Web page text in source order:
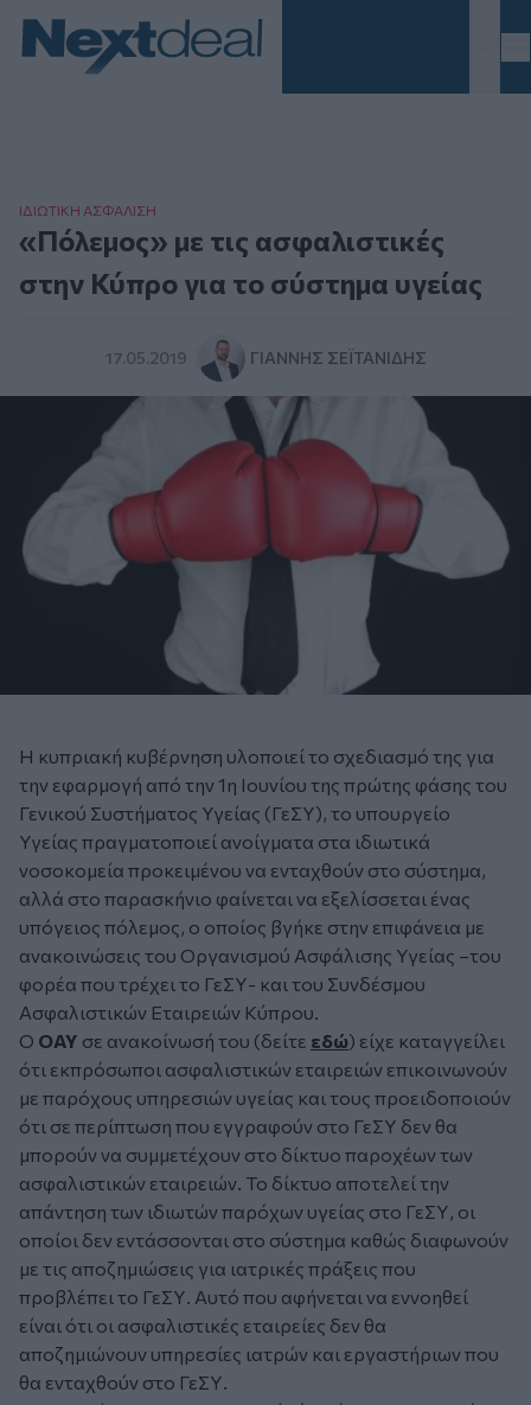
ΙΔΙΩΤΙΚΗ ΑΣΦAΛΙΣΗ
«Πόλεμος» με τις ασφαλιστικές
στην Κύπρο για το σύστημα υγείας
17.05.2019 ΓΙΆΝΝΗΣ ΣΕΪΤΑΝΊΔΗΣ
Η κυπριακή κυβέρνηση υλοποιεί το σχεδιασμό της για
την εφαρμογή από την 1η Ιουνίου της πρώτης φάσης του
Γενικού Συστήματος Υγείας (ΓεΣΥ), το υπουργείο
Υγείας πραγματοποιεί ανοίγματα στα ιδιωτικά
νοσοκομεία προκειμένου να ενταχθούν στο σύστημα,
αλλά στο παρασκήνιο φαίνεται να εξελίσσεται ένας
υπόγειος πόλεμος, ο οποίος βγήκε στην επιφάνεια με
ανακοινώσεις του Οργανισμού Ασφάλισης Υγείας –του
φορέα που τρέχει το ΓεΣΥ- και του Συνδέσμου
Ασφαλιστικών Εταιρειών Κύπρου.
Ο ΟΑΥ σε ανακοίνωσή του (δείτε εδώ) είχε καταγγείλει
ότι εκπρόσωποι ασφαλιστικών εταιρειών επικοινωνούν
με παρόχους υπηρεσιών υγείας και τους προειδοποιούν
ότι σε περίπτωση που εγγραφούν στο ΓεΣΥ δεν θα
μπορούν να συμμετέχουν στο δίκτυο παροχέων των
ασφαλιστικών εταιρειών. Το δίκτυο αποτελεί την
απάντηση των ιδιωτών παρόχων υγείας στο ΓεΣΥ, οι
οποίοι δεν εντάσσονται στο σύστημα καθώς διαφωνούν
με τις αποζημιώσεις για ιατρικές πράξεις που
προβλέπει το ΓεΣΥ. Αυτό που αφήνεται να εννοηθεί
είναι ότι οι ασφαλιστικές εταιρείες δεν θα
αποζημιώνουν υπηρεσίες ιατρών και εργαστήριων που
θα ενταχθούν στο ΓεΣΥ.